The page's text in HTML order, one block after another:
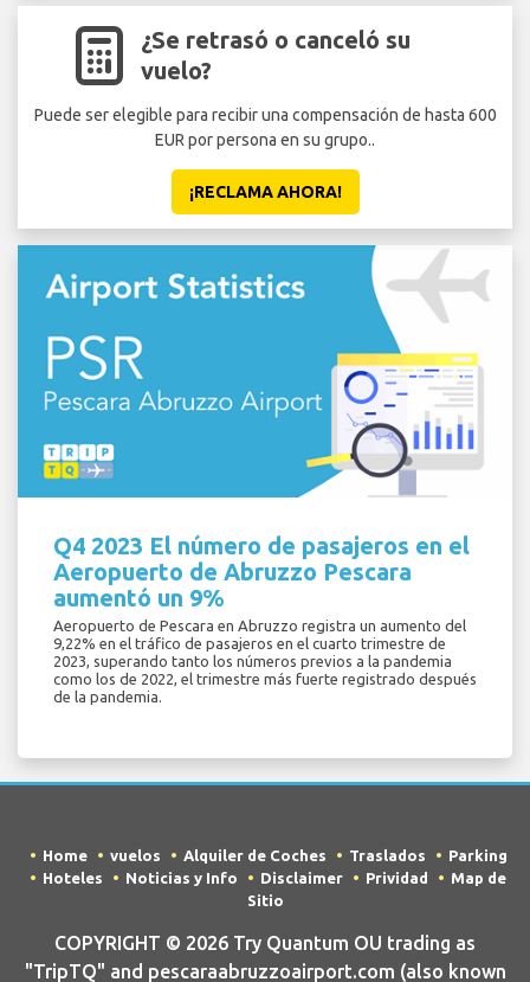
¿Se retrasó o canceló su
vuelo?
Puede ser elegible para recibir una compensación de hasta 600
EUR por persona en su grupo..
¡RECLAMA AHORA!
Q4 2023 El número de pasajeros en el
Aeropuerto de Abruzzo Pescara
aumentó un 9%
Aeropuerto de Pescara en Abruzzo registra un aumento del
9,22% en el tráfico de pasajeros en el cuarto trimestre de
2023, superando tanto los números previos a la pandemia
como los de 2022, el trimestre más fuerte registrado después
de la pandemia.
Home vuelos Alquiler de Coches Traslados
Parking
Hoteles
Noticias y Info Disclaimer Prividad
Map de
Sitio
COPYRIGHT © 2026 Try Quantum OU trading as
"TripTQ" and pescaraabruzzoairport.com (also known